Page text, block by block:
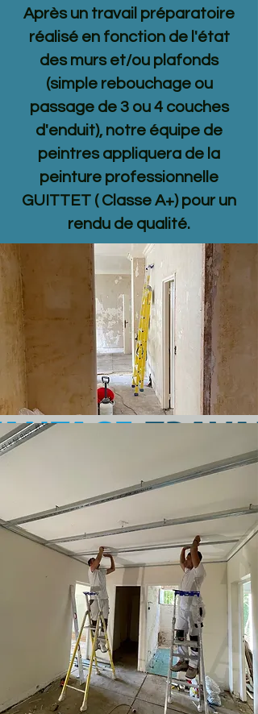
Après un travail préparatoire
réalisé en fonction de l'état
des murs et/ou plafonds
(simple rebouchage ou
passage de 3 ou 4 couches
d'enduit), notre équipe de
peintres appliquera de la
peinture professionnelle
GUITTET ( Classe A+) pour un
rendu de qualité.